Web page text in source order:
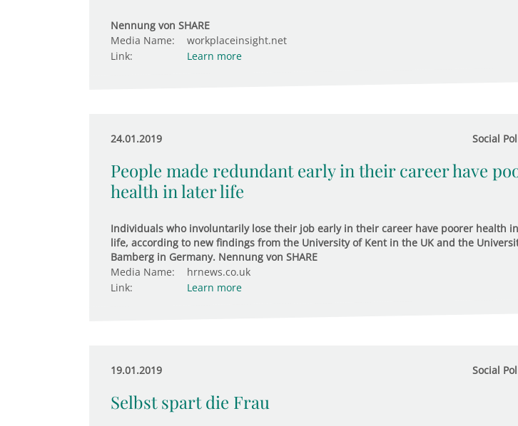
Nennung von SHARE
Media Name:
workplaceinsight.net
Link:
Learn more
24.01.2019 Social
People made redundant early in their career have
health in later life
Individuals who involuntarily lose their job early in their career have poorer health
life, according to new findings from the University of Kent in the UK and the
Bamberg in Germany. Nennung von SHARE
Media Name:
hrnews.co.uk
Link:
Learn more
19.01.2019 Social
Selbst spart die Frau